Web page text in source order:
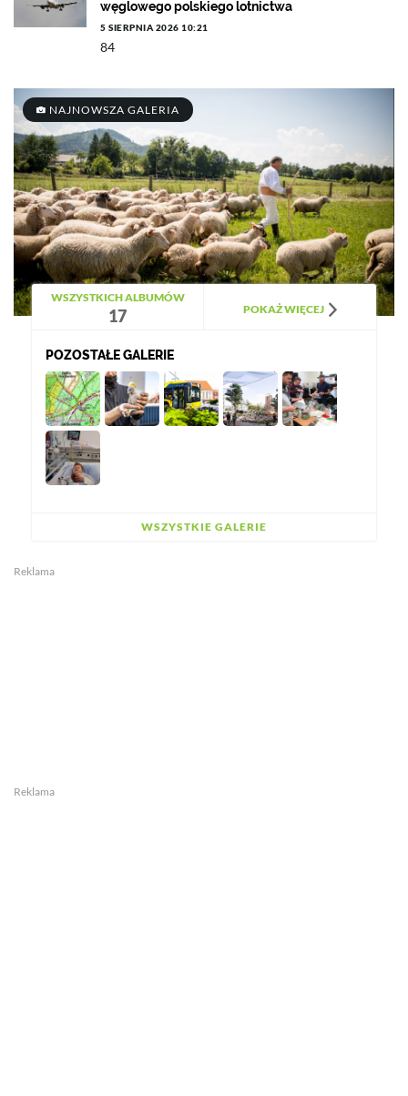
węglowego polskiego lotnictwa
5 SIERPNIA 2026 10:21
84
NAJNOWSZA GALERIA
WSZYSTKICH ALBUMÓW
17 POKAŻ WIĘCEJ
POZOSTAŁE GALERIE
WSZYSTKIE GALERIE
Reklama
Reklama